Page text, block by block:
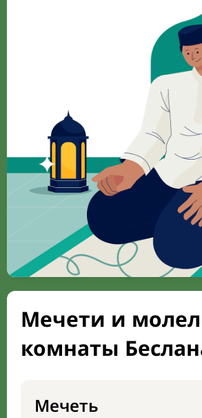
Мечети и
комнаты
Мечеть